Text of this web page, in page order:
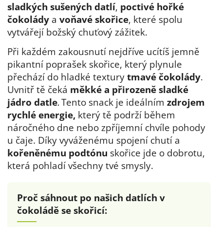
sladkých sušených datlí, poctivé hořké
čokolády a voňavé skořice, které spolu
vytvářejí božský chuťový zážitek.
Při každém zakousnutí nejdříve ucítíš jemně
pikantní poprašek skořice, který plynule
přechází do hladké textury tmavé čokolády.
Uvnitř tě čeká měkké a přirozeně sladké
jádro datle. Tento snack je ideálním zdrojem
rychlé energie, který tě podrží během
náročného dne nebo zpříjemní chvíle pohody
u čaje. Díky vyváženému spojení chutí a
kořeněnému podtónu skořice jde o dobrotu,
která pohladí všechny tvé smysly.
Proč sáhnout po našich datlích v
čokoládě se skořicí: